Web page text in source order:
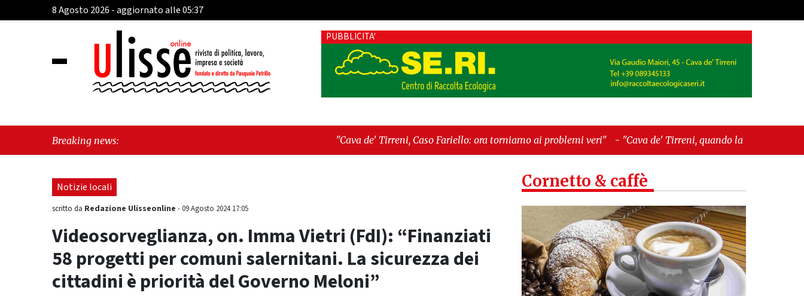
8 Agosto 2026 - aggiornato alle 05:37
PUBBLICITA'
Breaking news: "Cava de' Tirreni, Caso Fariello: ora torniamo ai problemi veri" - "Cava de' Tirreni, quando la burocrazia dimentica
perché esiste"
Notizie locali
scritto da Redazione Ulisseonline -09 Agosto 2024 17:05
Videosorveglianza, on. Imma Vietri (FdI): “Finanziati
58 progetti per comuni salernitani. La sicurezza dei
cittadini è priorità del Governo Meloni”
Cornetto & caffè